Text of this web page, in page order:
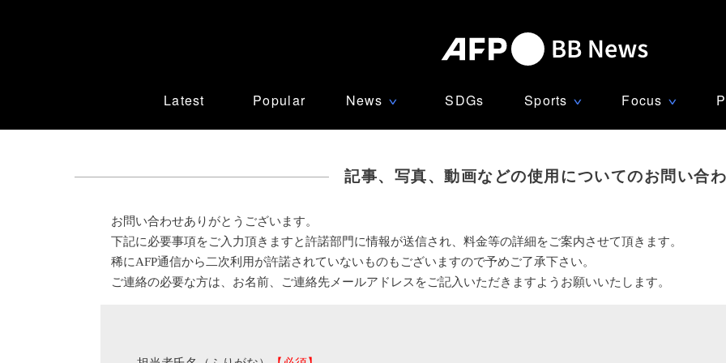
Latest Popular News ∨ SDGs Sports ∨ Focus ∨
記事、写真、動画などの使用についてのお問い合
お問い合わせありがとうございます。
下記に必要事項をご入力頂きますと許諾部門に情報が送信され、料金等の詳細をご案内させて頂きます。
稀にAFP通信から二次利用が許諾されていないものもございますので予めご了承下さい。
ご連絡の必要な方は、お名前、ご連絡先メールアドレスをご記入いただきますようお願いいたします。